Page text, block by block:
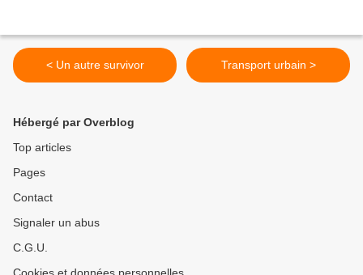
< Un autre survivor Transport urbain >
Hébergé par Overblog
Top articles
Pages
Contact
Signaler un abus
C.G.U.